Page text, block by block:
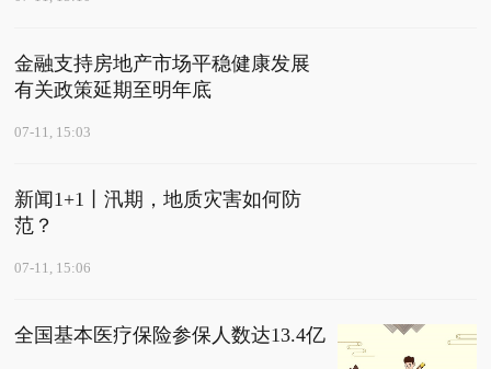
金融支持房地产市场平稳健康发展
有关政策延期至明年底
07-11, 15:03
新闻1+1丨汛期，地质灾害如何防
范？
07-11, 15:06
全国基本医疗保险参保人数达13.4亿